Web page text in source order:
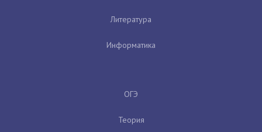
Литература
Информатика
ОГЭ
Теория